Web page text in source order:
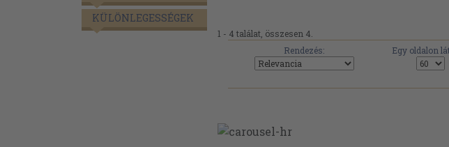
KÜLÖNLEGESSÉGEK
1 - 4 találat, összesen 4.
Rendezés:
Egy oldalon